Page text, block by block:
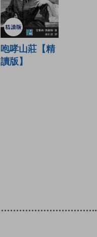
咆哮山莊【精
讀版】